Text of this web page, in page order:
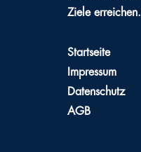
Ziele erreichen.
Startseite
Impressum
Datenschutz
AGB